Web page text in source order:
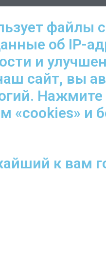
файлы
об IP-
и
сайт, вы
Нажмите
«cookies» и
к вам